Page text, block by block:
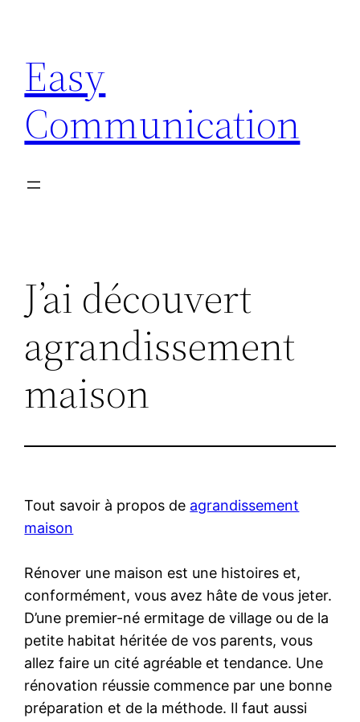
contenu
Easy
Communication
J’ai découvert
agrandissement
maison
Tout savoir à propos de agrandissement
maison
Rénover une maison est une histoires et,
conformément, vous avez hâte de vous jeter.
D’une premier-né ermitage de village ou de la
petite habitat héritée de vos parents, vous
allez faire un cité agréable et tendance. Une
rénovation réussie commence par une bonne
préparation et de la méthode. Il faut aussi